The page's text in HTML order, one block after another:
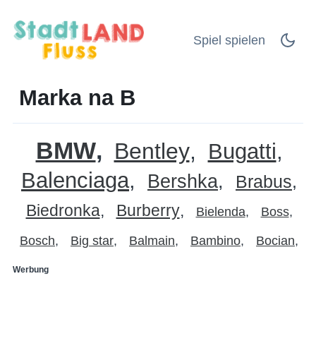
Spiel spielen
Marka na B
BMW Bentley
Bugatti
Balenciaga
Bershka Brabus
Biedronka Burberry Bielenda Boss
Bosch Big star Balmain Bambino Bocian
Werbung